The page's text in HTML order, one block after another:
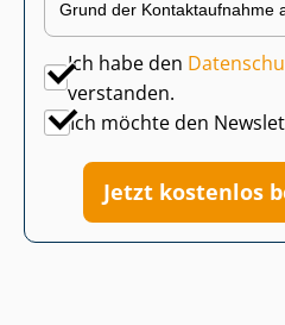
Ich habe den
verstanden.
Ich möchte den
Jetzt kostenlos